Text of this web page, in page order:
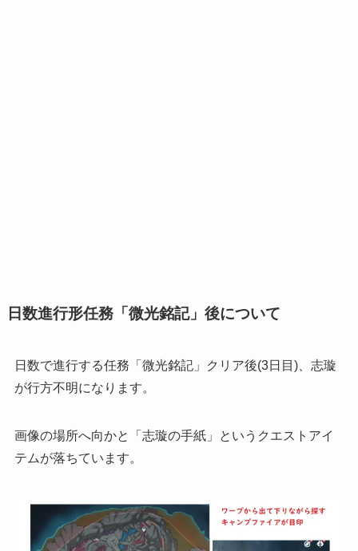
日数進行形任務「微光銘記」後について
日数で進行する任務「微光銘記」クリア後(3日目)、志璇
が行方不明になります。
画像の場所へ向かと「志璇の手紙」というクエストアイ
テムが落ちています。